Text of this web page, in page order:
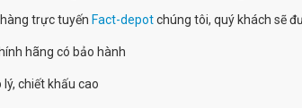
trực tuyến Fact-depotchúng tôi, quý khách sẽ
hãng có bảo hành
lý, chiết khấu cao